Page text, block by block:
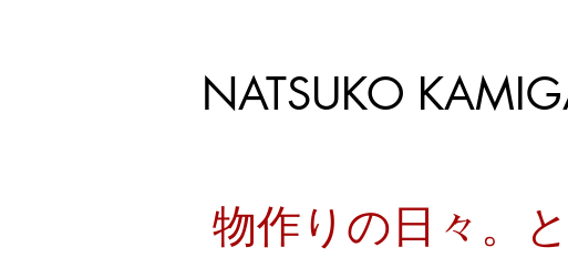
NATSUKO
物作りの日々。